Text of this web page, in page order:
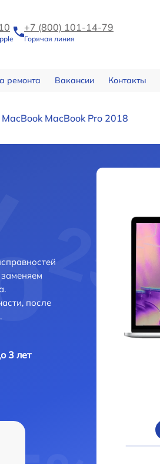
+7 (800) 101-14-79
Горячая линия
ремонта Вакансии Контакты
MacBook Pro 2018
после
3 лет